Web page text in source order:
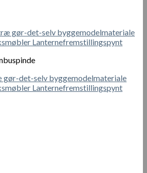
det-selv byggemodelmateriale
Lanternefremstillingspynt